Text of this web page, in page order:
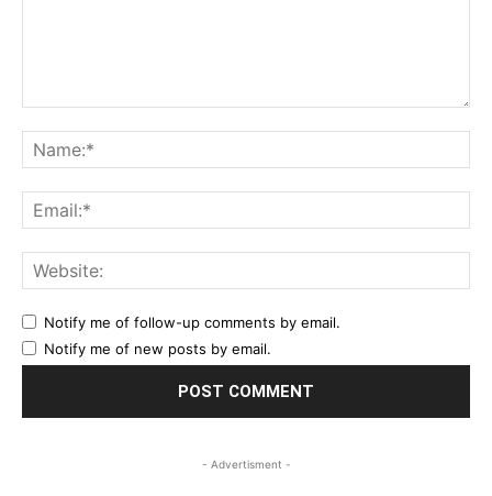
Notify me of follow-up comments by email.
Notify me of new posts by email.
- Advertisment -